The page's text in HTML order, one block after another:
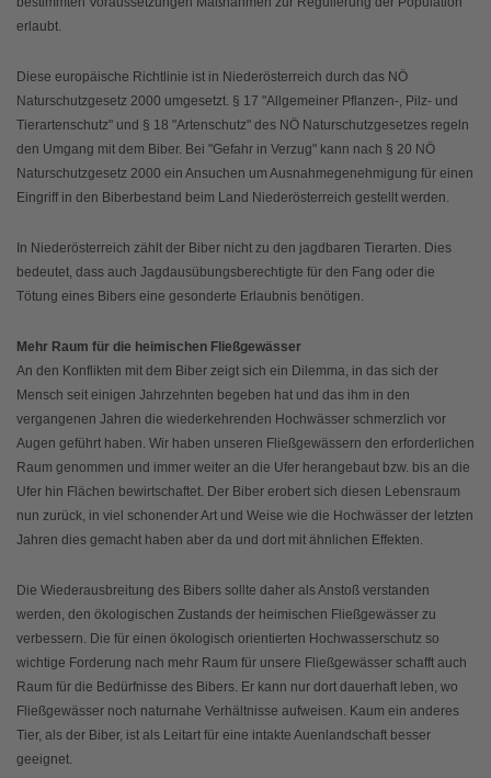
erlaubt.
Diese europäische Richtlinie ist in Niederösterreich durch das NÖ
Naturschutzgesetz 2000 umgesetzt. § 17 "Allgemeiner Pflanzen-, Pilz- und
Tierartenschutz" und § 18 "Artenschutz" des NÖ Naturschutzgesetzes regeln
den Umgang mit dem Biber. Bei "Gefahr in Verzug" kann nach § 20 NÖ
Naturschutzgesetz 2000 ein Ansuchen um Ausnahmegenehmigung für einen
Eingriff in den Biberbestand beim Land Niederösterreich gestellt werden.
In Niederösterreich zählt der Biber nicht zu den jagdbaren Tierarten. Dies
bedeutet, dass auch Jagdausübungsberechtigte für den Fang oder die
Tötung eines Bibers eine gesonderte Erlaubnis benötigen.
Mehr Raum für die heimischen Fließgewässer
An den Konflikten mit dem Biber zeigt sich ein Dilemma, in das sich der
Mensch seit einigen Jahrzehnten begeben hat und das ihm in den
vergangenen Jahren die wiederkehrenden Hochwässer schmerzlich vor
Augen geführt haben. Wir haben unseren Fließgewässern den erforderlichen
Raum genommen und immer weiter an die Ufer herangebaut bzw. bis an die
Ufer hin Flächen bewirtschaftet. Der Biber erobert sich diesen Lebensraum
nun zurück, in viel schonender Art und Weise wie die Hochwässer der letzten
Jahren dies gemacht haben aber da und dort mit ähnlichen Effekten.
Die Wiederausbreitung des Bibers sollte daher als Anstoß verstanden
werden, den ökologischen Zustands der heimischen Fließgewässer zu
verbessern. Die für einen ökologisch orientierten Hochwasserschutz so
wichtige Forderung nach mehr Raum für unsere Fließgewässer schafft auch
Raum für die Bedürfnisse des Bibers. Er kann nur dort dauerhaft leben, wo
Fließgewässer noch naturnahe Verhältnisse aufweisen. Kaum ein anderes
Tier, als der Biber, ist als Leitart für eine intakte Auenlandschaft besser
geeignet.